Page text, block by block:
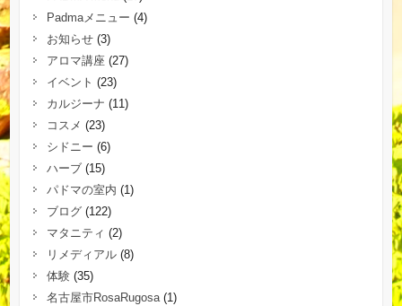
Padmaメニュー (4)
お知らせ(3)
アロマ講座(27)
イベント (23)
カルジーナ (11)
コスメ (23)
シドニー (6)
ハーブ(15)
パドマの室内 (1)
ブログ(122)
マタニティ (2)
リメディアル(8)
体験(35)
名古屋市RosaRugosa(1)